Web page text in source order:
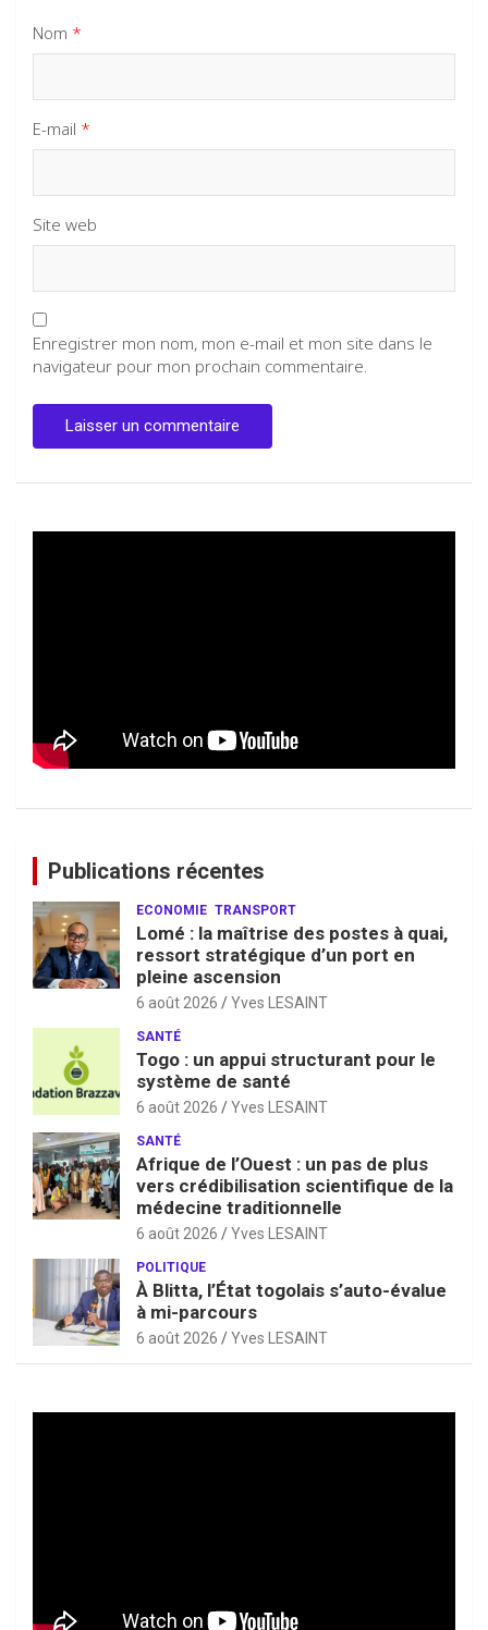
Nom *
E-mail *
Site web
Enregistrer mon nom, mon e-mail et mon site dans le
navigateur pour mon prochain commentaire.
Publications récentes
ECONOMIE TRANSPORT
Lomé : la maîtrise des postes à quai,
ressort stratégique d’un port en
pleine ascension
6 août 2026 Yves LESAINT
SANTÉ
Togo : un appui structurant pour le
système de santé
6 août 2026 Yves LESAINT
SANTÉ
Afrique de l’Ouest : un pas de plus
vers crédibilisation scientifique de la
médecine traditionnelle
6 août 2026 Yves LESAINT
POLITIQUE
À Blitta, l’État togolais s’auto-évalue
à mi-parcours
6 août 2026 Yves LESAINT